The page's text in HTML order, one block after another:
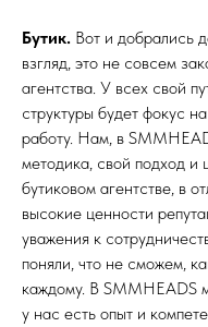
Бутик. Вот и добрались
взгляд, это не совсем
агентства. У всех свой
структуры будет фокус
работу. Нам, в
методика, свой подход и
бутиковом агентстве, в
высокие ценности
уважения к
поняли, что не сможем,
каждому. В SMMHEADS
у нас есть опыт и